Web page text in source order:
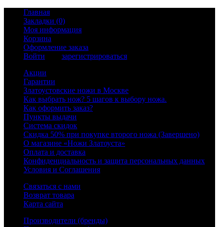
Главная
Закладки (0)
Моя информация
Корзина
Оформление заказа
Войти
зарегистрироваться
Акции
Гарантии
Златоустовские ножи в Москве
Как выбрать нож? 5 шагов к выбору ножа.
Как оформить заказ?
Пункты выдачи
Система скидок
Скидка 50% при покупке второго ножа (Завершено)
О магазине «Ножи Златоуста»
Оплата и доставка
Конфиденциальность и защита персональных данных
Условия и Соглашения
Связаться с нами
Возврат товара
Карта сайта
Производители (бренды)